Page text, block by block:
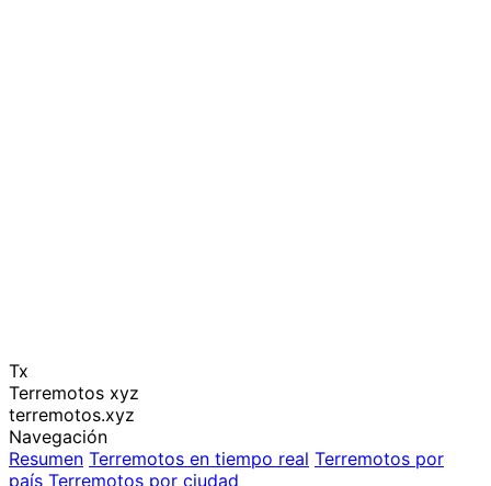
Tx
Terremotos xyz
terremotos.xyz
Navegación
Resumen Terremotos en tiempo real Terremotos por
país Terremotos por ciudad